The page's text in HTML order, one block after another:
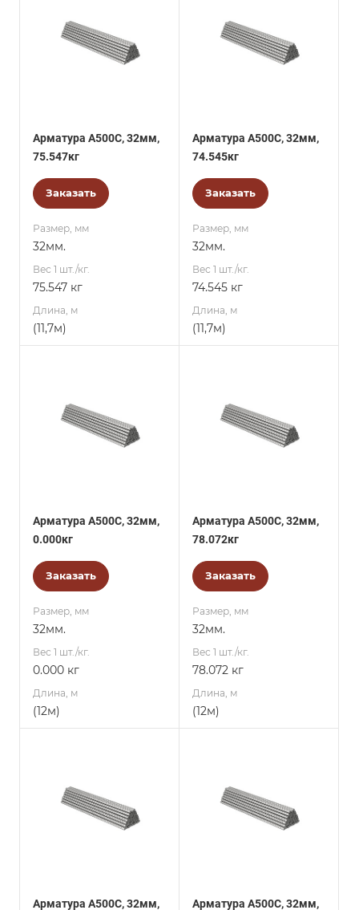
Арматура А500С, 32мм,
75.547кг
Заказать
Размер, мм
32мм.
Вес 1 шт./кг.
75.547 кг
Длина, м
(11,7м)
Арматура А500С, 32мм,
74.545кг
Заказать
Размер, мм
32мм.
Вес 1 шт./кг.
74.545 кг
Длина, м
(11,7м)
Арматура А500С, 32мм,
0.000кг
Заказать
Размер, мм
32мм.
Вес 1 шт./кг.
0.000 кг
Длина, м
(12м)
Арматура А500С, 32мм,
78.072кг
Заказать
Размер, мм
32мм.
Вес 1 шт./кг.
78.072 кг
Длина, м
(12м)
Арматура А500С, 32мм, Арматура А500С, 32мм,